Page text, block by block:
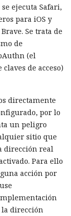
ejecuta Safari,
para iOS y
Se trata de
de
(el
de acceso)
directamente
por lo
un peligro
sitio que
dirección real
Para ello
acción por
la dirección